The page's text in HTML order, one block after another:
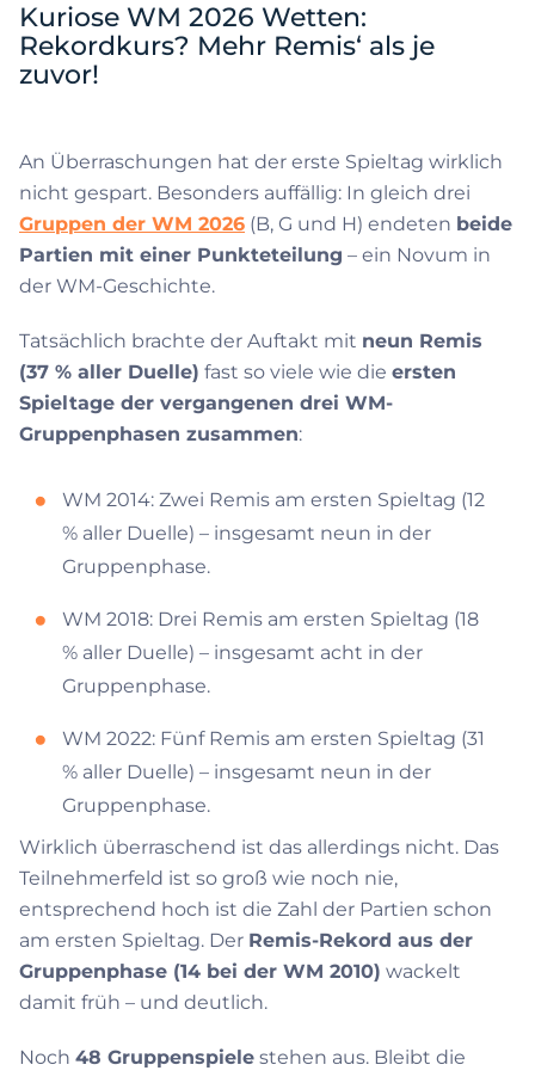
Kuriose WM 2026 Wetten:
Rekordkurs? Mehr Remis‘ als je
zuvor!
An Überraschungen hat der erste Spieltag wirklich
nicht gespart. Besonders auffällig: In gleich drei
Gruppen der WM 2026 (B, G und H) endeten beide
Partien mit einer Punkteteilung – ein Novum in
der WM-Geschichte.
Tatsächlich brachte der Auftakt mit neun Remis
(37 % aller Duelle) fast so viele wie die ersten
Spieltage der vergangenen drei WM-
Gruppenphasen zusammen:
WM 2014: Zwei Remis am ersten Spieltag (12
% aller Duelle) – insgesamt neun in der
Gruppenphase.
WM 2018: Drei Remis am ersten Spieltag (18
% aller Duelle) – insgesamt acht in der
Gruppenphase.
WM 2022: Fünf Remis am ersten Spieltag (31
% aller Duelle) – insgesamt neun in der
Gruppenphase.
Wirklich überraschend ist das allerdings nicht. Das
Teilnehmerfeld ist so groß wie noch nie,
entsprechend hoch ist die Zahl der Partien schon
am ersten Spieltag. Der Remis-Rekord aus der
Gruppenphase (14 bei der WM 2010) wackelt
damit früh – und deutlich.
Noch 48 Gruppenspiele stehen aus. Bleibt die